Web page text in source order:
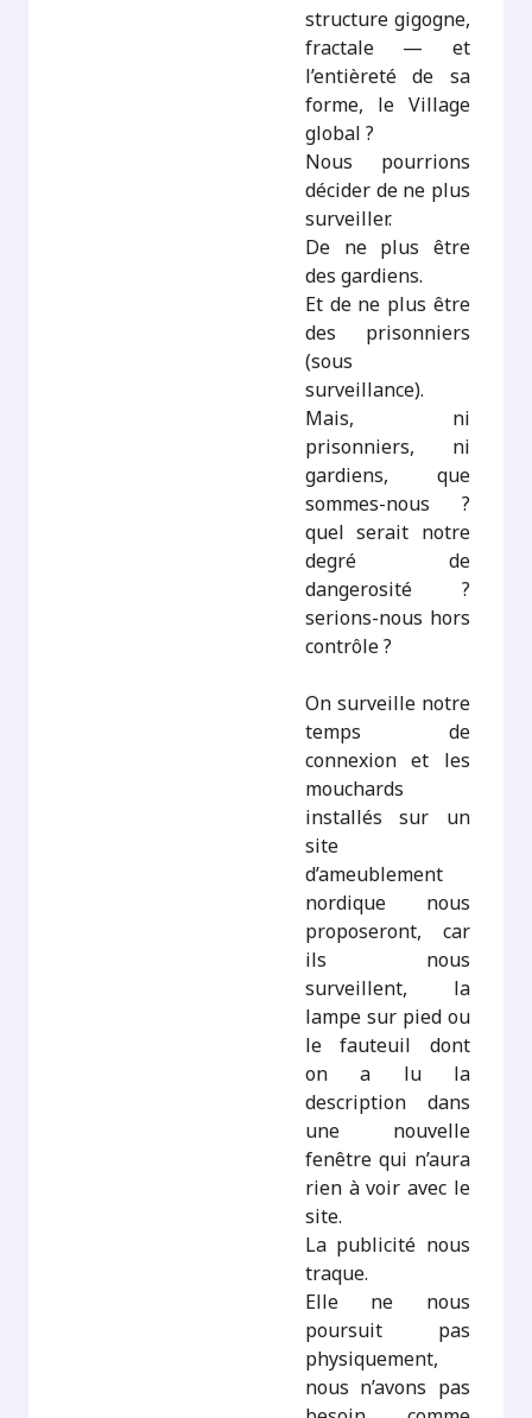
structure gigogne,
fractale — et
l’entièreté de sa
forme, le Village
global ?
Nous pourrions
décider de ne plus
surveiller.
De ne plus être
des gardiens.
Et de ne plus être
des prisonniers
(sous
surveillance).
Mais, ni
prisonniers, ni
gardiens, que
sommes-nous ?
quel serait notre
degré de
dangerosité ?
serions-nous hors
contrôle ?
On surveille notre
temps de
connexion et les
mouchards
installés sur un
site
d’ameublement
nordique nous
proposeront, car
ils nous
surveillent, la
lampe sur pied ou
le fauteuil dont
on a lu la
description dans
une nouvelle
fenêtre qui n’aura
rien à voir avec le
site.
La publicité nous
traque.
Elle ne nous
poursuit pas
physiquement,
nous n’avons pas